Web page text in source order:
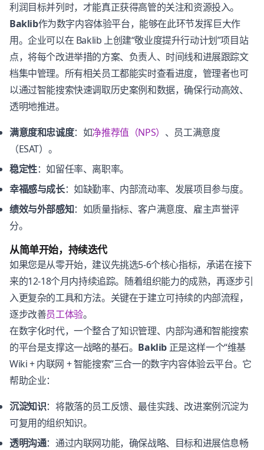
利润目标并列时，才能真正获得高管的关注和资源投入。
Baklib作为数字内容体验平台，能够在此环节发挥巨大作
用。企业可以在 Baklib 上创建“敬业度提升行动计划”项目站
点，将每个改进举措的方案、负责人、时间线和进展跟踪文
档集中管理。所有相关员工都能实时查看进度，管理者也可
以通过智能搜索快速调取历史案例和数据，确保行动高效、
透明地推进。
满意度和忠诚度：如净推荐值（NPS） 、员工满意度
（ESAT）。
稳定性：如留任率、离职率。
幸福感与成长：如缺勤率、内部流动率、发展项目参与度。
绩效与外部感知：如质量指标、客户满意度、雇主声誉评
分。
从简单开始，持续迭代
如果您是从零开始，建议先挑选5-6个核心指标，承诺在接下
来的12-18个月内持续追踪。随着组织能力的成熟，再逐步引
入更复杂的工具和方法。关键在于建立可持续的内部流程，
逐步改善员工体验。
在数字化时代，一个整合了知识管理、内部沟通和智能搜索
的平台是支撑这一战略的基石。 Baklib 正是这样一个“维基
Wiki + 内联网 + 智能搜索”三合一的数字内容体验云平台。它
帮助企业：
沉淀知识：将散落的员工反馈、最佳实践、改进案例沉淀为
可复用的组织知识。
透明沟通：通过内联网功能，确保战略、目标和进展信息畅